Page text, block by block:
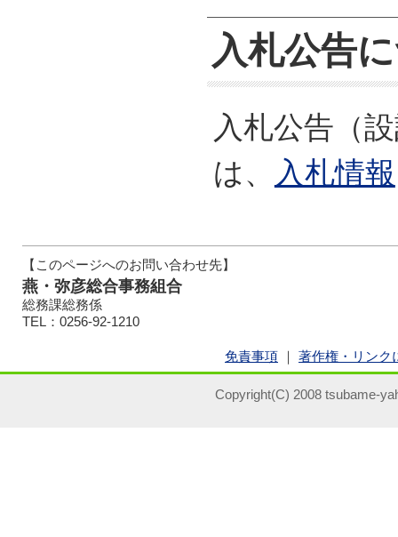
入札公告
入札公告（
は、
入札情報
【このページへのお問い合わせ先】
燕・弥彦総合事務組合
総務課総務係
TEL：0256-92-1210
免責事項 著作権・リンク
Copyright(C) 2008 tsubame-